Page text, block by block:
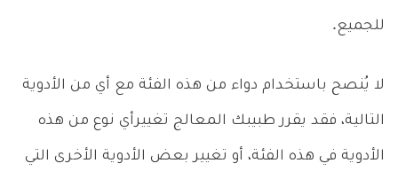
للجميع.
لا يُنصح باستخدام دواء من هذه الفئة مع أي من الأدوية
التالية، فقد يقرر طبيبك المعالج تغييرأي نوع من هذه
الأدوية في هذه الفئة، أو تغيير بعض الأدوية الأخرى التي